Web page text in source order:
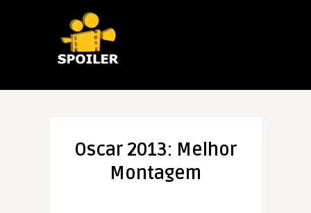
Oscar 2013: Melhor
Montagem